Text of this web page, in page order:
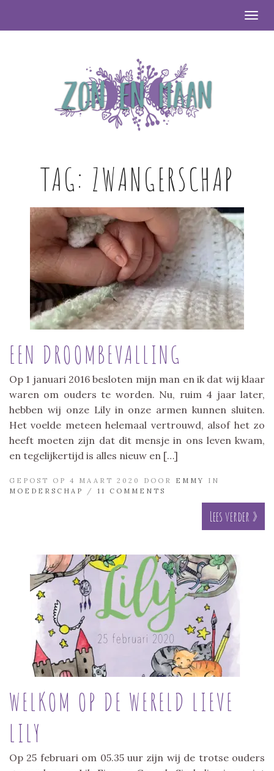
TAG: ZWANGERSCHAP
EEN DROOMBEVALLING
Op 1 januari 2016 besloten mijn man en ik dat wij klaar
waren om ouders te worden. Nu, ruim 4 jaar later,
hebben wij onze Lily in onze armen kunnen sluiten.
Het voelde meteen helemaal vertrouwd, alsof het zo
heeft moeten zijn dat dit mensje in ons leven kwam,
en tegelijkertijd is alles nieuw en […]
GEPOST OP 4 MAART 2020 DOOR EMMY
IN
MOEDERSCHAP
/ 11 COMMENTS
Lees verder »
WELKOM OP DE WERELD LIEVE
LILY
Op 25 februari om 05.35 uur zijn wij de trotse ouders